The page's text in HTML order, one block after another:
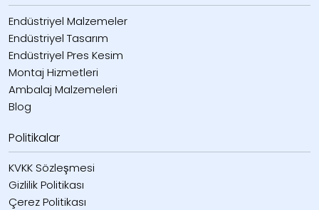
Endüstriyel Malzemeler
Endüstriyel Tasarım
Endüstriyel Pres Kesim
Montaj Hizmetleri
Ambalaj Malzemeleri
Blog
Politikalar
KVKK Sözleşmesi
Gizlilik Politikası
Çerez Politikası